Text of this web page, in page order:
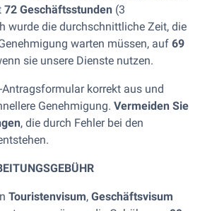
72 Geschäftsstunden (3
wurde die durchschnittliche Zeit, die
warten müssen, auf 69
sie unsere Dienste nutzen.
korrekt aus und
Genehmigung. Vermeiden Sie
, die durch Fehler bei den
Touristenvisum, Geschäftsvisum